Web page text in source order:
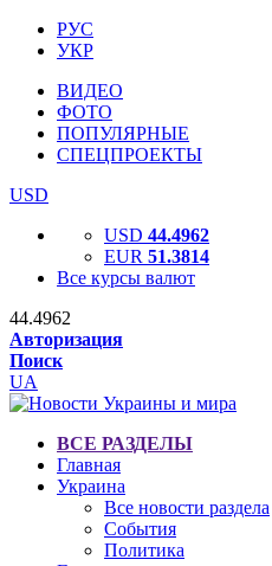
РУС
УКР
ВИДЕО
ФОТО
ПОПУЛЯРНЫЕ
СПЕЦПРОЕКТЫ
USD
USD 44.4962
EUR 51.3814
Все курсы валют
44.4962
Авторизация
Поиск
UA
ВСЕ РАЗДЕЛЫ
Главная
Украина
Все новости раздела
События
Политика